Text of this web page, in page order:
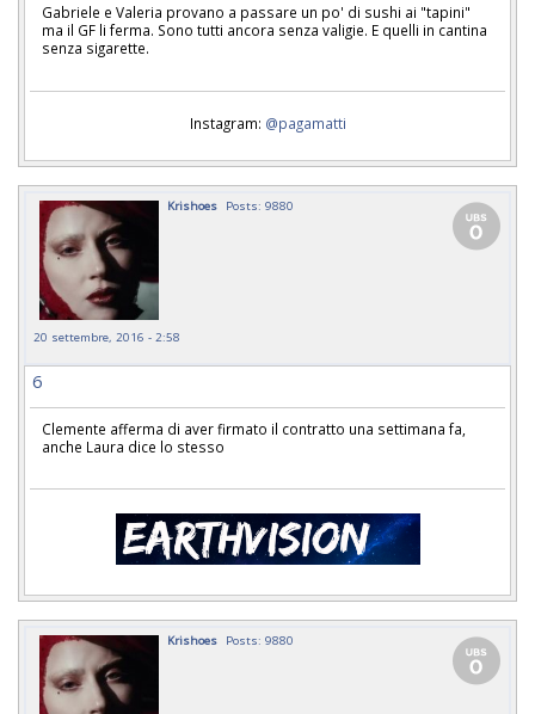
Gabriele e Valeria provano a passare un po' di sushi ai "tapini"
ma il GF li ferma. Sono tutti ancora senza valigie. E quelli in cantina
senza sigarette.
Instagram: @pagamatti
Krishoes Posts: 9880
20 settembre, 2016 - 2:58
6
Clemente afferma di aver firmato il contratto una settimana fa,
anche Laura dice lo stesso
Krishoes Posts: 9880